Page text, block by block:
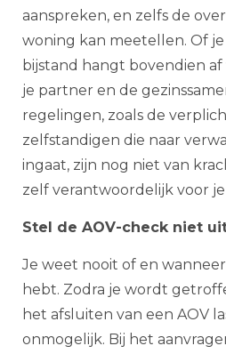
aanspreken, en zelfs de
woning kan meetellen. Of
bijstand hangt bovendien
je partner en de
regelingen, zoals de
zelfstandigen die naar
ingaat, zijn nog niet van
zelf verantwoordelijk voor
Stel de AOV-check niet
Je weet nooit of en
hebt. Zodra je wordt
het afsluiten van een AOV
onmogelijk. Bij het